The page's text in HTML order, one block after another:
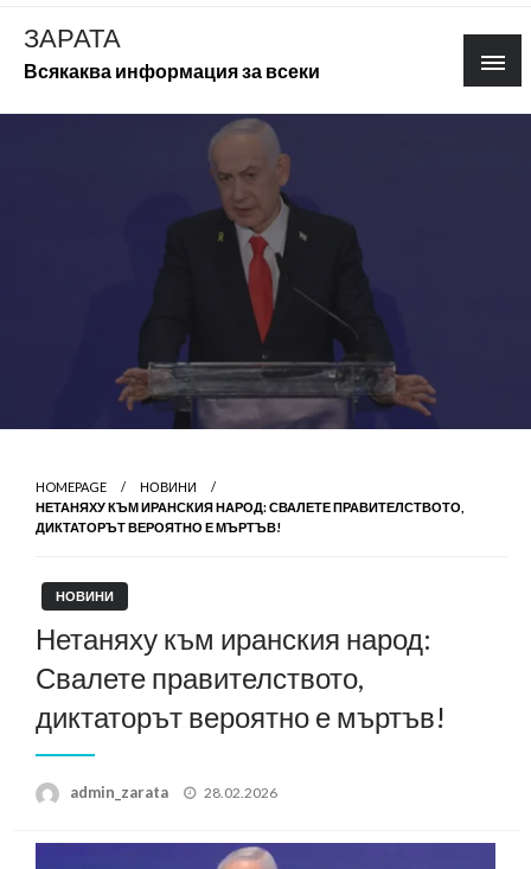
Skip
content
ЗАРАТА
Всякаква информация за всеки
HOMEPAGE
НОВИНИ
НЕТАНЯХУ КЪМ ИРАНСКИЯ НАРОД: СВАЛЕТЕ ПРАВИТЕЛСТВОТО,
ДИКТАТОРЪТ ВЕРОЯТНО Е МЪРТЪВ!
НОВИНИ
Нетаняху към иранския народ:
Свалете правителството,
диктаторът вероятно е мъртъв!
admin_zarata
Posted
28.02.2026